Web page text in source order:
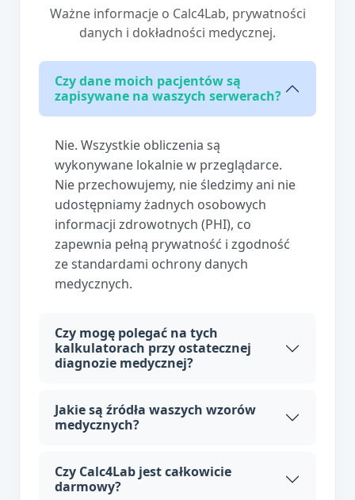
Ważne informacje o Calc4Lab, prywatności
danych i dokładności medycznej.
Czy dane moich pacjentów są
zapisywane na waszych serwerach?
Nie. Wszystkie obliczenia są
wykonywane lokalnie w przeglądarce.
Nie przechowujemy, nie śledzimy ani nie
udostępniamy żadnych osobowych
informacji zdrowotnych (PHI), co
zapewnia pełną prywatność i zgodność
ze standardami ochrony danych
medycznych.
Czy mogę polegać na tych
kalkulatorach przy ostatecznej
diagnozie medycznej?
Jakie są źródła waszych wzorów
medycznych?
Czy Calc4Lab jest całkowicie
darmowy?